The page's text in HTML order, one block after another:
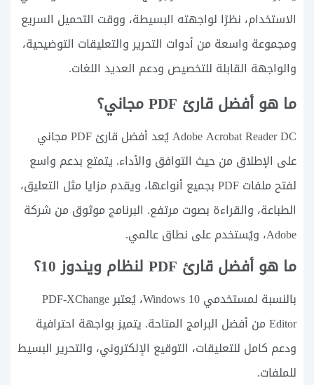
الاستخدام، نظرًا لواجهته البسيطة، ووقت التحميل السريع
ومجموعة واسعة من أدوات التحرير والتعليقات التوضيحية،
والواجهة القابلة للتخصيص ودعم العديد اللغات.
ما هو أفضل قارئ PDF مجاني؟
Adobe Acrobat Reader DC يُعد أفضل قارئ PDF مجاني
على الإطلاق من حيث التوافق والأداء. يتمتع بدعم واسع
لفتح ملفات PDF بجميع أنواعها، ويقدم مزايا مثل التعليق،
الطباعة، والقراءة بصوت مرتفع. البرنامج موثوق من شركة
Adobe، ويُستخدم على نطاق عالمي.
ما هو أفضل قارئ PDF لنظام ويندوز 10؟
بالنسبة لمستخدمي Windows 10، يُعتبر PDF-XChange
Editor من أفضل البرامج المتاحة. يتميز بواجهة احترافية
ودعم كامل للتعليقات، التوقيع الإلكتروني، والتحرير البسيط
للملفات.